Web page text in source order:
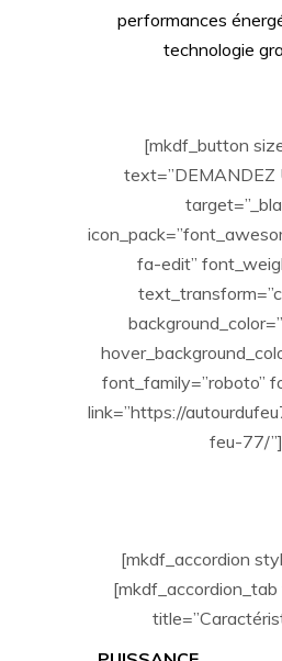
performances
technologie
[mkdf_button
text=”DEMANDEZ
fa-edit”
font_family=”roboto”
link=”https://
feu-77/”]
[mkdf_accordion
[mkdf_accordion_tab